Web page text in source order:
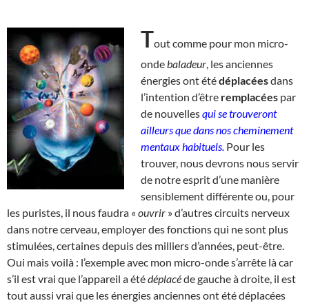
Tout comme pour mon micro-
onde baladeur , les anciennes
énergies ont étédéplacéesdans
l’intention d’être remplacées par
de nouvellesqui se trouveront
ailleurs que dans nos cheminement
mentaux habituels. Pour les
trouver, nous devrons nous servir
de notre esprit d’une manière
sensiblement différente ou, pour
les puristes, il nous faudra « ouvrir » d’autres circuits nerveux
dans notre cerveau, employer des fonctions qui ne sont plus
stimulées, certaines depuis des milliers d’années, peut-être.
Oui mais voilà : l’exemple avec mon micro-onde s’arrête là car
s’il est vrai que l’appareil a étédéplacéde gauche à droite, il est
tout aussi vrai que les énergies anciennes ont été déplacées